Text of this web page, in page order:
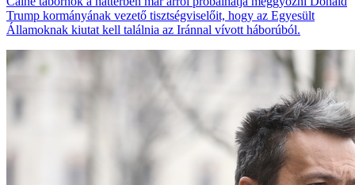
Trump kormányának vezető tisztségviselőit, hogy az Egyesült
Államoknak kiutat kell találnia az Iránnal vívott háborúból.